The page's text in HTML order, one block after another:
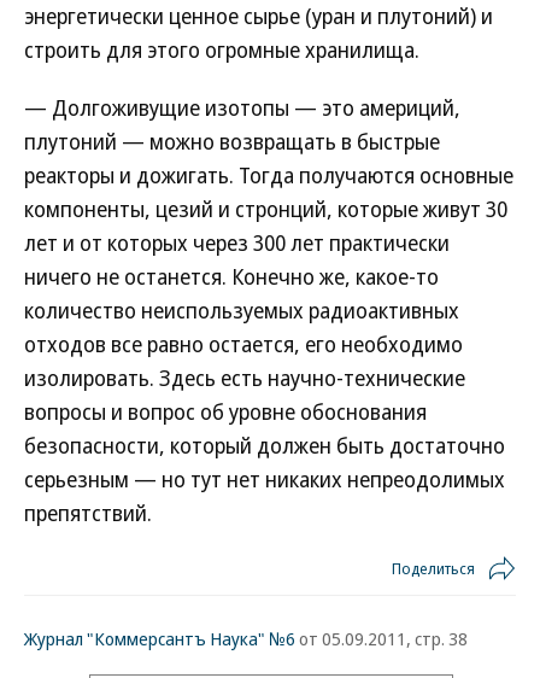
энергетически ценное сырье (уран и плутоний) и
строить для этого огромные хранилища.
— Долгоживущие изотопы — это америций,
плутоний — можно возвращать в быстрые
реакторы и дожигать. Тогда получаются основные
компоненты, цезий и стронций, которые живут 30
лет и от которых через 300 лет практически
ничего не останется. Конечно же, какое-то
количество неиспользуемых радиоактивных
отходов все равно остается, его необходимо
изолировать. Здесь есть научно-технические
вопросы и вопрос об уровне обоснования
безопасности, который должен быть достаточно
серьезным — но тут нет никаких непреодолимых
препятствий.
Поделиться
Журнал "Коммерсантъ Наука" №6 от 05.09.2011, стр. 38